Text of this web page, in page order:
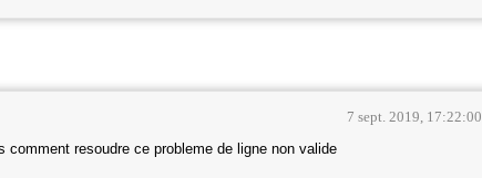
7 sept. 2019, 17:22:00
comment resoudre ce probleme de ligne non valide